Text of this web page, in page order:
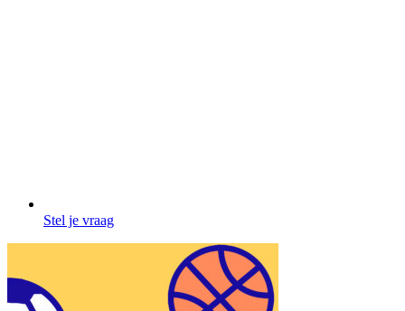
Stel je vraag